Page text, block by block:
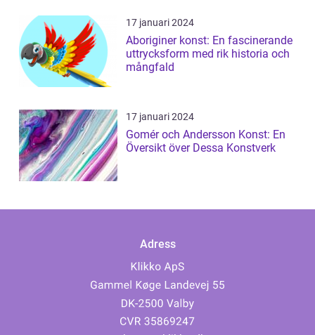
17 januari 2024
Aboriginer konst: En fascinerande
uttrycksform med rik historia och
mångfald
17 januari 2024
Gomér och Andersson Konst: En
Översikt över Dessa Konstverk
Adress